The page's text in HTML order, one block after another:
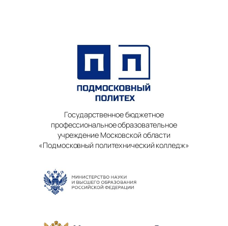
Государственное бюджетное
профессиональное образовательное
учреждение Московской области
«Подмосковный политехнический колледж»